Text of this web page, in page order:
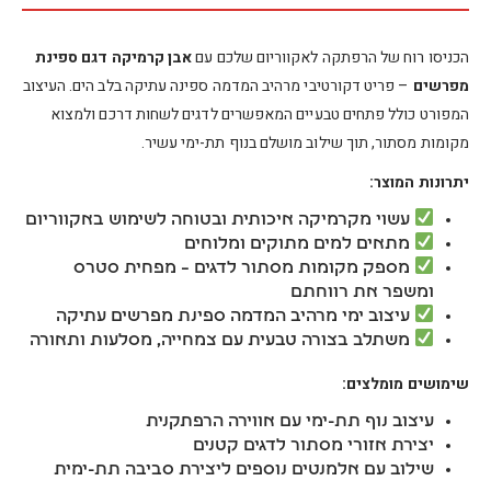
הכניסו רוח של הרפתקה לאקווריום שלכם עםאבן קרמיקה דגם ספינת
מפרשים – פריט דקורטיבי מרהיב המדמה ספינה עתיקה בלב הים. העיצוב
המפורט כולל פתחים טבעיים המאפשרים לדגים לשחות דרכם ולמצוא
מקומות מסתור, תוך שילוב מושלם בנוף תת-ימי עשיר.
יתרונות המוצר:
עשוי מקרמיקה איכותית ובטוחה לשימוש באקווריום
מתאים למים מתוקים ומלוחים
מספק מקומות מסתור לדגים – מפחית סטרס
ומשפר את רווחתם
עיצוב ימי מרהיב המדמה ספינת מפרשים עתיקה
משתלב בצורה טבעית עם צמחייה, מסלעות ותאורה
שימושים מומלצים:
עיצוב נוף תת-ימי עם אווירה הרפתקנית
יצירת אזורי מסתור לדגים קטנים
שילוב עם אלמנטים נוספים ליצירת סביבה תת-ימית